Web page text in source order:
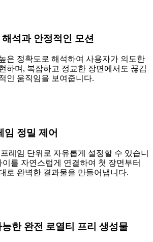
석과 안정적인 모션
은 정확도로 해석하여 사용자가 의도한
하며, 복잡하고 정교한 장면에서도 끊김
인 움직임을 보여줍니다.
임 정밀 제어
레임 단위로 자유롭게 설정할 수 있습니
를 자연스럽게 연결하여 첫 장면부터
로 완벽한 결과물을 만들어냅니다.
한 완전 로열티 프리 생성물